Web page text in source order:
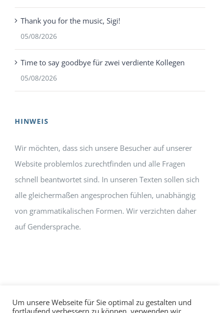
Thank you for the music, Sigi!
05/08/2026
Time to say goodbye für zwei verdiente Kollegen
05/08/2026
HINWEIS
Wir möchten, dass sich unsere Besucher auf unserer
Website problemlos zurechtfinden und alle Fragen
schnell beantwortet sind. In unseren Texten sollen sich
alle gleichermaßen angesprochen fühlen, unabhängig
von grammatikalischen Formen. Wir verzichten daher
auf Gendersprache.
Um unsere Webseite für Sie optimal zu gestalten und
fortlaufend verbessern zu können, verwenden wir